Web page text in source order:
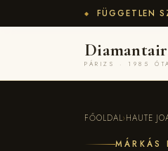
◆ FÜGGETLEN
PÁRIZS · 1985 ÓTA
FŐOLDAL›HAUTE
MÁRKÁS